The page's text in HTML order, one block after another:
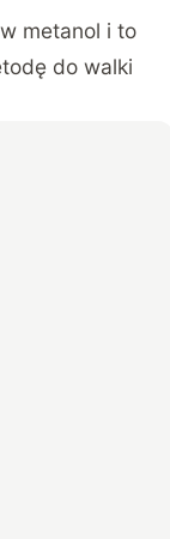
metanol i to
do walki